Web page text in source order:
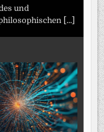
und
[...]